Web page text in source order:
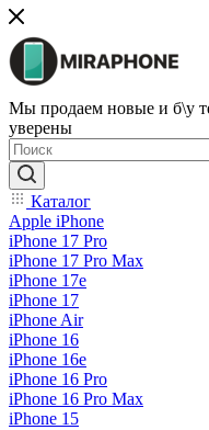
Мы продаем новые и б\у
уверены
Каталог
Apple iPhone
iPhone 17 Pro
iPhone 17 Pro Max
iPhone 17e
iPhone 17
iPhone Air
iPhone 16
iPhone 16e
iPhone 16 Pro
iPhone 16 Pro Max
iPhone 15